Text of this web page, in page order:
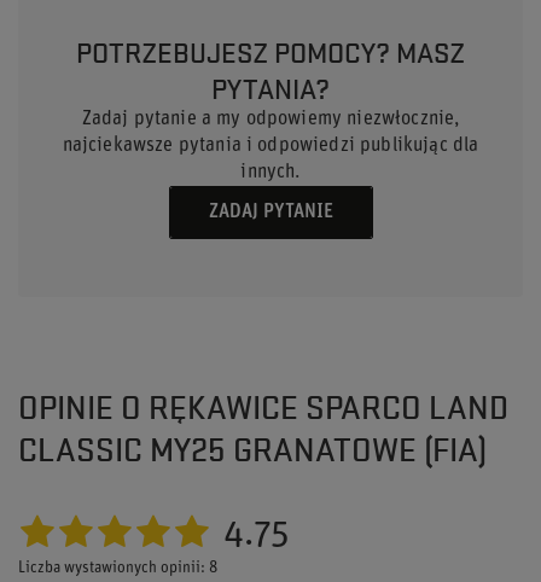
POTRZEBUJESZ POMOCY? MASZ
PYTANIA?
Zadaj pytanie a my odpowiemy niezwłocznie,
najciekawsze pytania i odpowiedzi publikując dla
innych.
ZADAJ PYTANIE
OPINIE O RĘKAWICE SPARCO LAND
CLASSIC MY25 GRANATOWE (FIA)
4.75
Liczba wystawionych opinii: 8